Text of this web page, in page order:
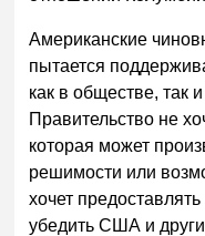
Американские
пытается
как в обществе, так
Правительство не
которая может
решимости или
хочет
убедить США и